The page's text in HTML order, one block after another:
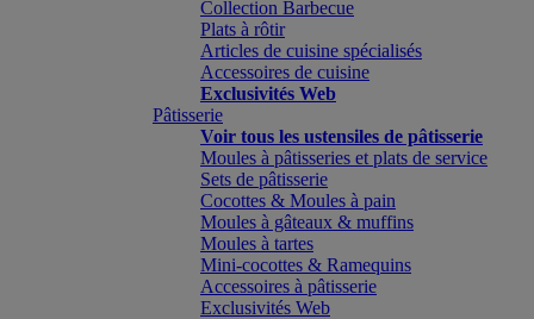
Collection Barbecue
Plats à rôtir
Articles de cuisine spécialisés
Accessoires de cuisine
Exclusivités Web
Pâtisserie
Voir tous les ustensiles de pâtisserie
Moules à pâtisseries et plats de service
Sets de pâtisserie
Cocottes & Moules à pain
Moules à gâteaux & muffins
Moules à tartes
Mini-cocottes & Ramequins
Accessoires à pâtisserie
Exclusivités Web